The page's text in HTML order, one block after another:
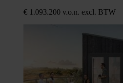
€ 1.093.200 v.o.n. excl. BTW